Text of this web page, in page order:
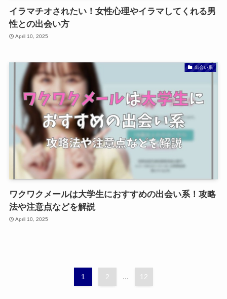
イラマチオされたい！女性心理やイラマしてくれる男
性との出会い方
April 10, 2025
出会い系
ワクワクメールは大学生におすすめの出会い系！攻略
法や注意点などを解説
April 10, 2025
1 2 ... 12